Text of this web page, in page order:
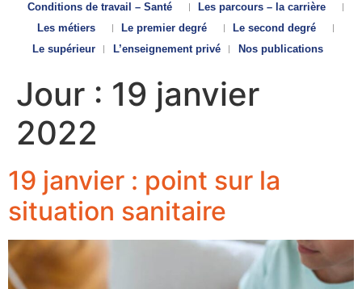
Conditions de travail – Santé
Les parcours – la carrière
Les métiers
Le premier degré
Le second degré
Le supérieur
L’enseignement privé Nos publications
Jour : 19 janvier
2022
19 janvier : point sur la
situation sanitaire